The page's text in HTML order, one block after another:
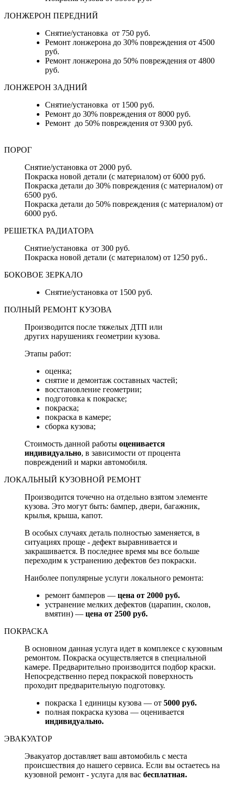
ЛОНЖЕРОН ПЕРЕДНИЙ
Снятие/установка от 750 руб.
Ремонт лонжерона до 30% повреждения от 4500
руб.
Ремонт лонжерона до 50% повреждения от 4800
руб.
ЛОНЖЕРОН ЗАДНИЙ
Снятие/установка от 1500 руб.
Ремонт до 30% повреждения от 8000 руб.
Ремонт до 50% повреждения от 9300 руб.
ПОРОГ
Снятие/установка от 2000 руб.
Покраска новой детали (с материалом) от 6000 руб.
Покраска детали до 30% повреждения (с материалом) от
6500 руб.
Покраска детали до 50% повреждения (с материалом) от
6000 руб.
РЕШЕТКА РАДИАТОРА
Снятие/установка от 300 руб.
Покраска новой детали (с материалом) от 1250 руб..
БОКОВОЕ ЗЕРКАЛО
Снятие/установка от 1500 руб.
ПОЛНЫЙ РЕМОНТ КУЗОВА
Производится после тяжелых ДТП или
других нарушениях геометрии кузова.
Этапы работ:
оценка;
снятие и демонтаж составных частей;
восстановление геометрии;
подготовка к покраске;
покраска;
покраска в камере;
сборка кузова;
Стоимость данной работы оценивается
индивидуально, в зависимости от процента
повреждений и марки автомобиля.
ЛОКАЛЬНЫЙ КУЗОВНОЙ РЕМОНТ
Производится точечно на отдельно взятом элементе
кузова. Это могут быть: бампер, двери, багажник,
крылья, крыша, капот.
В особых случаях деталь полностью заменяется, в
ситуациях проще - дефект выравнивается и
закрашивается. В последнее время мы все больше
переходим к устранению дефектов без покраски.
Наиболее популярные услуги локального ремонта:
ремонт бамперов — цена от 2000 руб.
устранение мелких дефектов (царапин, сколов,
вмятин) — цена от 2500 руб.
ПОКРАСКА
В основном данная услуга идет в комплексе с кузовным
ремонтом. Покраска осуществляется в специальной
камере. Предварительно производится подбор краски.
Непосредственно перед покраской поверхность
проходит предварительную подготовку.
покраска 1 единицы кузова — от 5000 руб.
полная покраска кузова — оценивается
индивидуально.
ЭВАКУАТОР
Эвакуатор доставляет ваш автомобиль с места
происшествия до нашего сервиса. Если вы остаетесь на
кузовной ремонт - услуга для вас бесплатная.